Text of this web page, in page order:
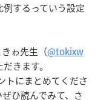
するっていう設定
ゎ先生（@tokixw
きます。
トにまとめてくださ
ひ読んでみて、さ